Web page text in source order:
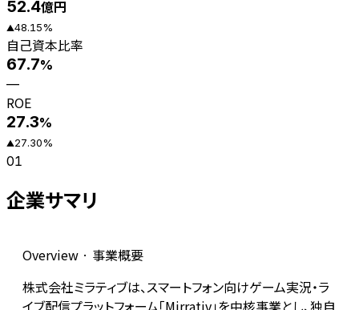
52.4億円
▲48.15%
自己資本比率
67.7%
—
ROE
27.3%
▲27.30%
01
企業サマリ
Overview · 事業概要
株式会社ミラティブは、スマートフォン向けゲーム実況・ラ